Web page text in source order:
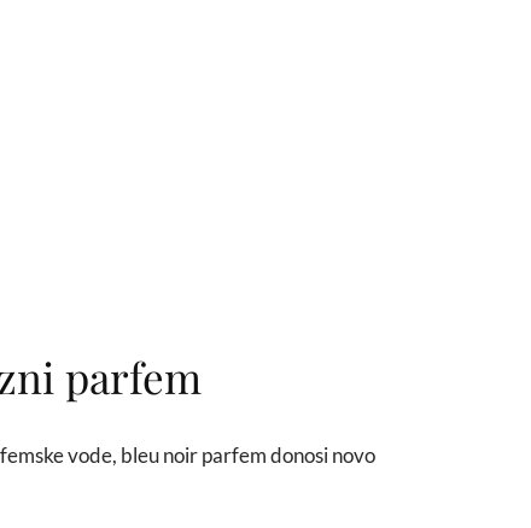
parfem
vode, bleu noir parfem donosi novo